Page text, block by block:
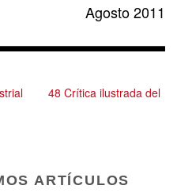
Agosto 2011
48 Crítica ilustrada del
ARTÍCULOS